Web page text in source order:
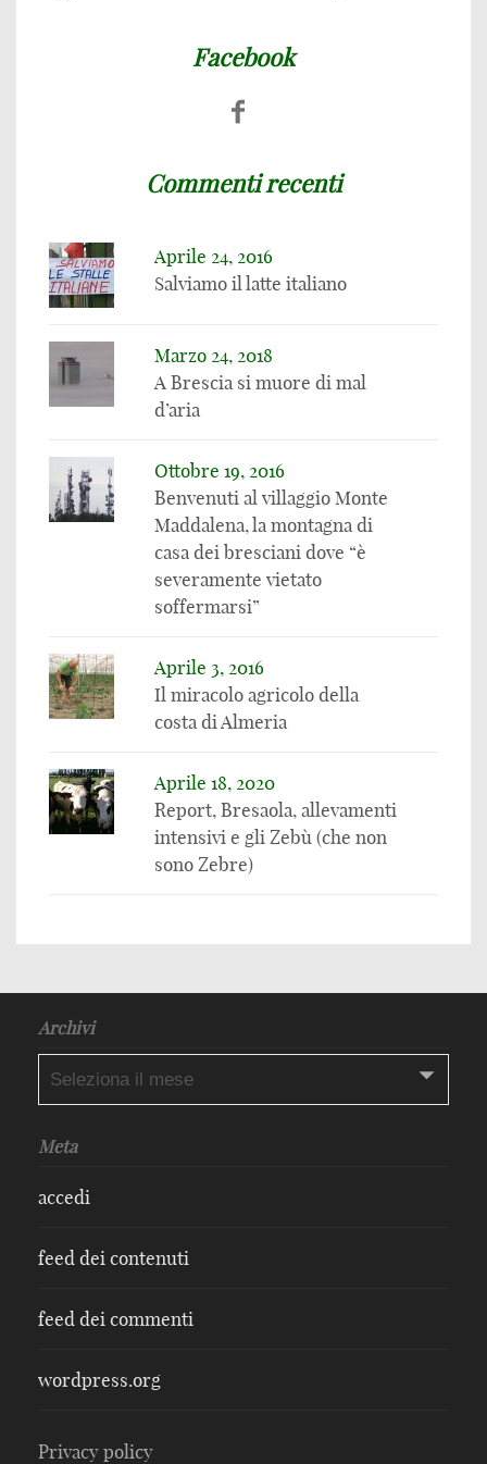
Facebook
Commenti recenti
Aprile 24, 2016
Salviamo il latte italiano
Marzo 24, 2018
A Brescia si muore di mal
d’aria
Ottobre 19, 2016
Benvenuti al villaggio Monte
Maddalena, la montagna di
casa dei bresciani dove “è
severamente vietato
soffermarsi”
Aprile 3, 2016
Il miracolo agricolo della
costa di Almeria
Aprile 18, 2020
Report, Bresaola, allevamenti
intensivi e gli Zebù (che non
sono Zebre)
Archivi
Meta
accedi
feed dei contenuti
feed dei commenti
wordpress.org
Privacy policy